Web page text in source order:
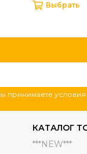
Выбрать
принимаете условия
КАТАЛОГ
***NEW***